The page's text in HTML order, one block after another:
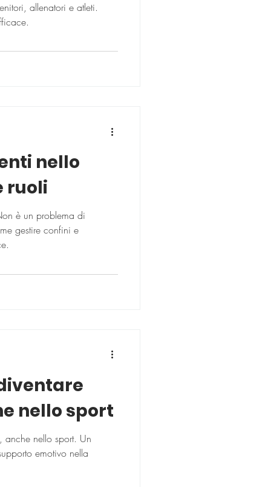
allenatori e atleti.
nello
ruoli
è un problema di
gestire confini e
nello sport
anche nello sport. Un
emotivo nella